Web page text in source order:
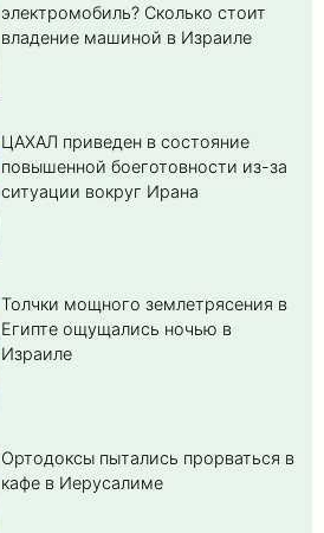
электромобиль? Cколько стоит
владение машиной в Израиле
ЦАХАЛ приведен в состояние
повышенной боеготовности из-за
ситуации вокруг Ирана
Толчки мощного землетрясения в
Египте ощущались ночью в
Израиле
Ортодоксы пытались прорваться в
кафе в Иерусалиме